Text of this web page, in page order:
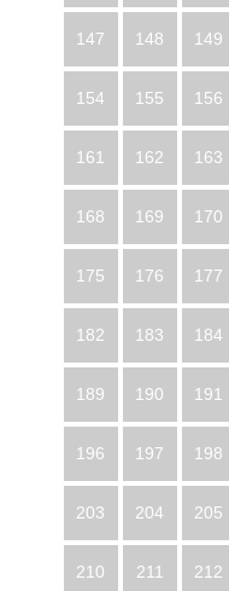
147 148 149
154 155 156
161 162 163
168 169 170
175 176 177
182 183 184
189 190 191
196 197 198
203 204 205
210 211 212